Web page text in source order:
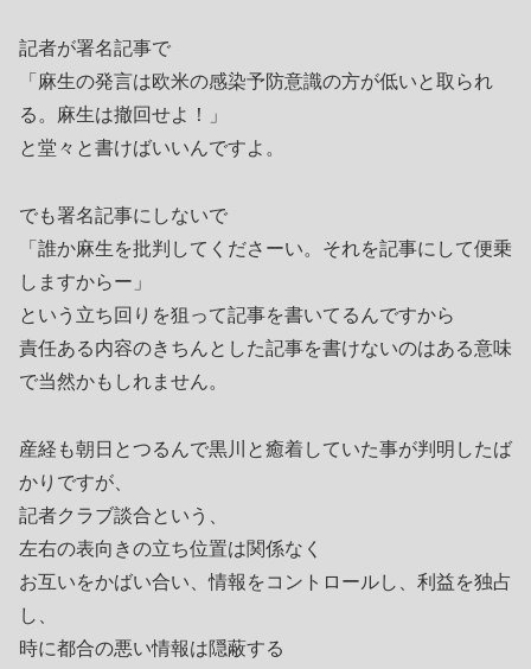
記者が署名記事で
「麻生の発言は欧米の感染予防意識の方が低いと取られ
る。麻生は撤回せよ！」
と堂々と書けばいいんですよ。
でも署名記事にしないで
「誰か麻生を批判してくださーい。それを記事にして便乗
しますからー」
という立ち回りを狙って記事を書いてるんですから
責任ある内容のきちんとした記事を書けないのはある意味
で当然かもしれません。
産経も朝日とつるんで黒川と癒着していた事が判明したば
かりですが、
記者クラブ談合という、
左右の表向きの立ち位置は関係なく
お互いをかばい合い、情報をコントロールし、利益を独占
し、
時に都合の悪い情報は隠蔽する